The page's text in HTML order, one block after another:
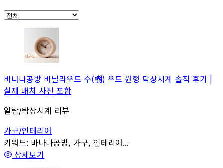
카테고리 선택
바나나공방 바닐라우드 수(樹) 우드 원형 탁상시계 솔직 후기 |
실제 배치 사진 포함
알람/탁상시계 리뷰
가구/인테리어
관련
키워드: 바나나공방, 가구, 인테리어...
상세보기